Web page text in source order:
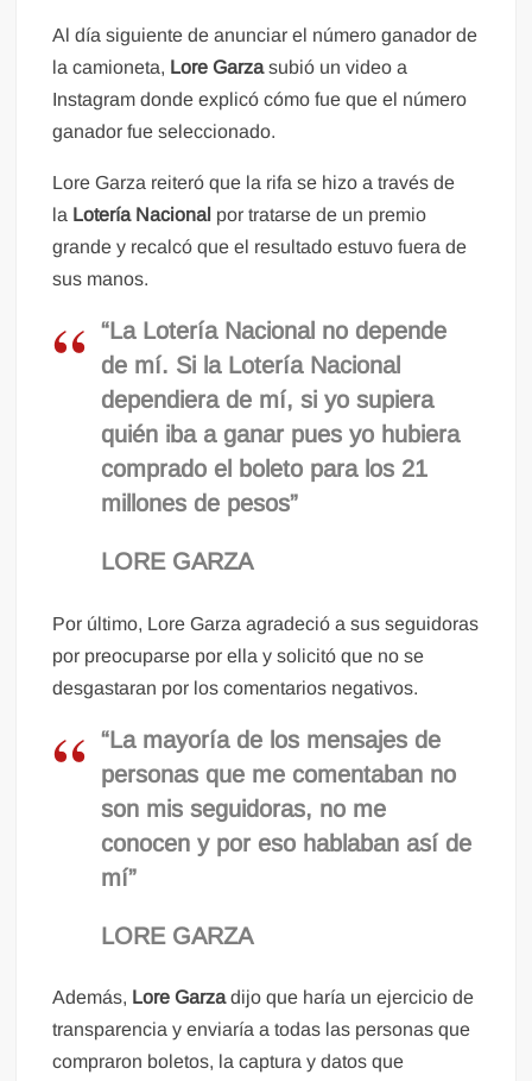
Al día siguiente de anunciar el número ganador de
la camioneta, Lore Garzasubió un video a
Instagram donde explicó cómo fue que el número
ganador fue seleccionado.
Lore Garza reiteró que la rifa se hizo a través de
la Lotería Nacional por tratarse de un premio
grande y recalcó que el resultado estuvo fuera de
sus manos.
“La Lotería Nacional no depende
de mí. Si la Lotería Nacional
dependiera de mí, si yo supiera
quién iba a ganar pues yo hubiera
comprado el boleto para los 21
millones de pesos”
LORE GARZA
Por último, Lore Garza agradeció a sus seguidoras
por preocuparse por ella y solicitó que no se
desgastaran por los comentarios negativos.
“La mayoría de los mensajes de
personas que me comentaban no
son mis seguidoras, no me
conocen y por eso hablaban así de
mí”
LORE GARZA
Además, Lore Garzadijo que haría un ejercicio de
transparencia y enviaría a todas las personas que
compraron boletos, la captura y datos que